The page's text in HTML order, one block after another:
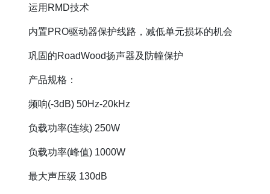
运用RMD技术
内置PRO驱动器保护线路，减低单元损坏的机会
巩固的RoadWood扬声器及防幢保护
产品规格：
频响(-3dB) 50Hz-20kHz
负载功率(连续) 250W
负载功率(峰值) 1000W
最大声压级 130dB